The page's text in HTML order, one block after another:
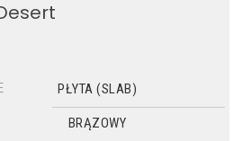
PŁYTA (SLAB)
BRĄZOWY